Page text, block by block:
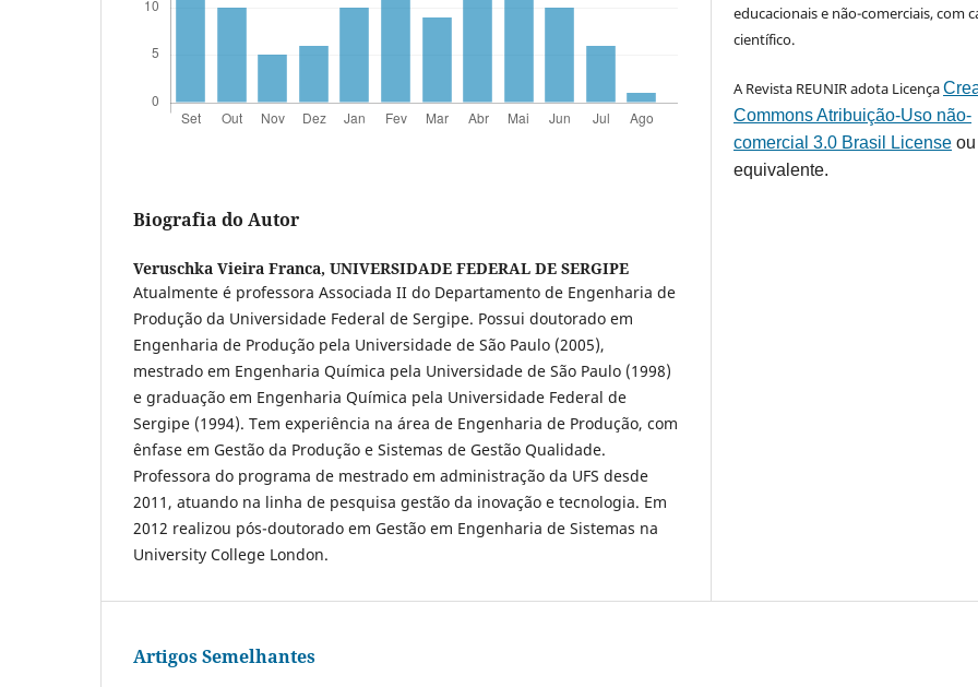
Biografia do Autor
Veruschka Vieira Franca, UNIVERSIDADE FEDERAL DE SERGIPE
Atualmente é professora Associada II do Departamento de Engenharia de
Produção da Universidade Federal de Sergipe. Possui doutorado em
Engenharia de Produção pela Universidade de São Paulo (2005),
mestrado em Engenharia Química pela Universidade de São Paulo (1998)
e graduação em Engenharia Química pela Universidade Federal de
Sergipe (1994). Tem experiência na área de Engenharia de Produção, com
ênfase em Gestão da Produção e Sistemas de Gestão Qualidade.
Professora do programa de mestrado em administração da UFS desde
2011, atuando na linha de pesquisa gestão da inovação e tecnologia. Em
2012 realizou pós-doutorado em Gestão em Engenharia de Sistemas na
University College London.
educacionais e não-comerciais, com
científico.
A Revista REUNIR adota Licença
Commons Atribuição-Uso não-
comercial 3.0 Brasil License
equivalente.
Artigos Semelhantes